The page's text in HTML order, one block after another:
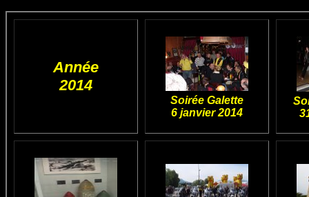
Année
2014
Soirée Galette
6 janvier 2014